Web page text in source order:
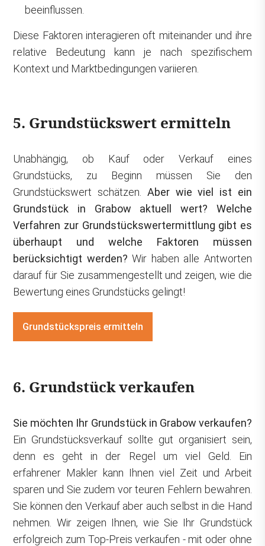
beeinflussen.
Diese Faktoren interagieren oft miteinander und ihre
relative Bedeutung kann je nach spezifischem
Kontext und Marktbedingungen variieren.
5. Grundstückswert ermitteln
Unabhängig, ob Kauf oder Verkauf eines
Grundstücks, zu Beginn müssen Sie den
Grundstückswert schätzen. Aber wie viel ist ein
Grundstück in Grabow aktuell wert? Welche
Verfahren zur Grundstückswertermittlung gibt es
überhaupt und welche Faktoren müssen
berücksichtigt werden? Wir haben alle Antworten
darauf für Sie zusammengestellt und zeigen, wie die
Bewertung eines Grundstücks gelingt!
Grundstückspreis ermitteln
6. Grundstück verkaufen
Sie möchten Ihr Grundstück in Grabow verkaufen?
Ein Grundstücksverkauf sollte gut organisiert sein,
denn es geht in der Regel um viel Geld. Ein
erfahrener Makler kann Ihnen viel Zeit und Arbeit
sparen und Sie zudem vor teuren Fehlern bewahren.
Sie können den Verkauf aber auch selbst in die Hand
nehmen. Wir zeigen Ihnen, wie Sie Ihr Grundstück
erfolgreich zum Top-Preis verkaufen - mit oder ohne